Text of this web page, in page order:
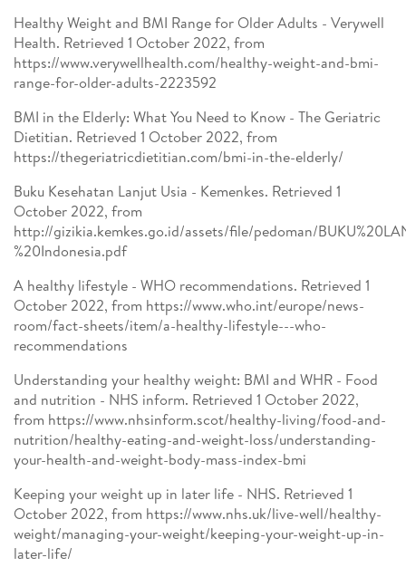
Healthy Weight and BMI Range for Older Adults - Verywell
Health. Retrieved 1 October 2022, from
https://www.verywellhealth.com/healthy-weight-and-bmi-
range-for-older-adults-2223592
BMI in the Elderly: What You Need to Know - The Geriatric
Dietitian. Retrieved 1 October 2022, from
https://thegeriatricdietitian.com/bmi-in-the-elderly/
Buku Kesehatan Lanjut Usia - Kemenkes. Retrieved 1
October 2022, from
http://gizikia.kemkes.go.id/assets/file/pedoman/
%20Indonesia.pdf
A healthy lifestyle - WHO recommendations. Retrieved 1
October 2022, from https://www.who.int/europe/news-
room/fact-sheets/item/a-healthy-lifestyle---who-
recommendations
Understanding your healthy weight: BMI and WHR - Food
and nutrition - NHS inform. Retrieved 1 October 2022,
from https://www.nhsinform.scot/healthy-living/food-and-
nutrition/healthy-eating-and-weight-loss/understanding-
your-health-and-weight-body-mass-index-bmi
Keeping your weight up in later life - NHS. Retrieved 1
October 2022, from https://www.nhs.uk/live-well/healthy-
weight/managing-your-weight/keeping-your-weight-up-in-
later-life/